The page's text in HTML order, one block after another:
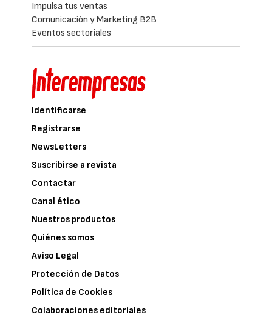
Impulsa tus ventas
Comunicación y Marketing B2B
Eventos sectoriales
Identificarse
Registrarse
NewsLetters
Suscribirse a revista
Contactar
Canal ético
Nuestros productos
Quiénes somos
Aviso Legal
Protección de Datos
Política de Cookies
Colaboraciones editoriales